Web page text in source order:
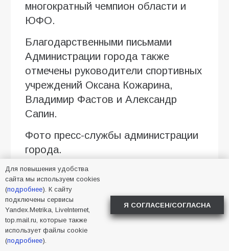
многократный чемпион области и
ЮФО.
Благодарственными письмами
Администрации города также
отмечены руководители спортивных
учреждений Оксана Кожарина,
Владимир Фастов и Александр
Сапин.
Фото пресс-службы администрации
города.
2026,Батайск,награды
физкультура
Для повышения удобства
сайта мы используем cookies
(подробнее). К сайту
подключены сервисы
Yandex.Metrika, LiveInternet,
top.mail.ru, которые также
использует файлы cookie
(подробнее).
Я СОГЛАСЕН/СОГЛАСНА